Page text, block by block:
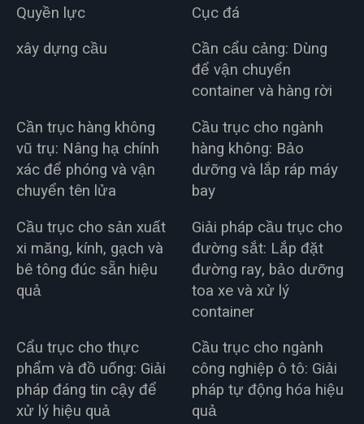
Quyền lực
Cục đá
xây dựng cầu
Cần cẩu cảng: Dùng
để vận chuyển
container và hàng rời
Cần trục hàng không
vũ trụ: Nâng hạ chính
xác để phóng và vận
chuyển tên lửa
Cầu trục cho ngành
hàng không: Bảo
dưỡng và lắp ráp máy
bay
Cầu trục cho sản xuất
xi măng, kính, gạch và
bê tông đúc sẵn hiệu
quả
Giải pháp cầu trục cho
đường sắt: Lắp đặt
đường ray, bảo dưỡng
toa xe và xử lý
container
Cẩu trục cho thực
phẩm và đồ uống: Giải
pháp đáng tin cậy để
xử lý hiệu quả
Cầu trục cho ngành
công nghiệp ô tô: Giải
pháp tự động hóa hiệu
quả